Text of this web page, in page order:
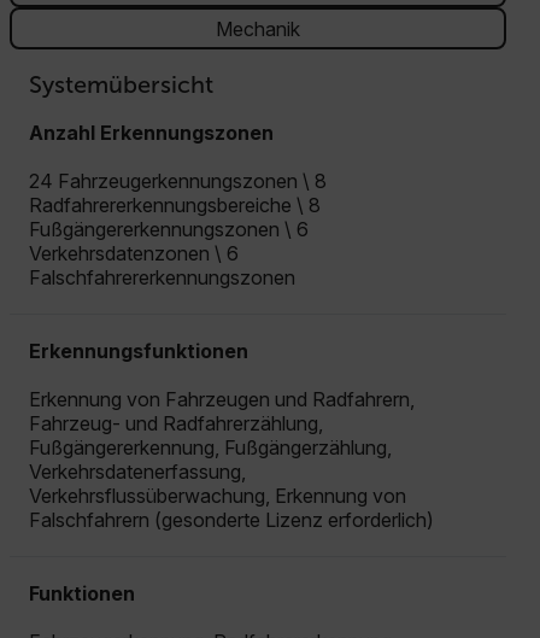
Mechanik
Systemübersicht
Anzahl Erkennungszonen
24 Fahrzeugerkennungszonen \ 8
Radfahrererkennungsbereiche \ 8
Fußgängererkennungszonen \ 6
Verkehrsdatenzonen \ 6
Falschfahrererkennungszonen
Erkennungsfunktionen
Erkennung von Fahrzeugen und Radfahrern,
Fahrzeug- und Radfahrerzählung,
Fußgängererkennung, Fußgängerzählung,
Verkehrsdatenerfassung,
Verkehrsflussüberwachung, Erkennung von
Falschfahrern (gesonderte Lizenz erforderlich)
Funktionen